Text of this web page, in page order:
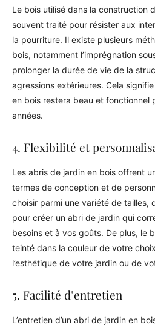
Le bois utilisé dans la construction
souvent traité pour résister aux
la pourriture. Il existe plusieurs
bois, notamment l’imprégnation
prolonger la durée de vie de la
agressions extérieures. Cela
en bois restera beau et fonctionnel
années.
4. Flexibilité et
Les abris de jardin en bois offrent
termes de conception et de
choisir parmi une variété de tailles,
pour créer un abri de jardin qui
besoins et à vos goûts. De plus, le
teinté dans la couleur de votre
l’esthétique de votre jardin ou de
5. Facilité d’entretien
L’entretien d’un abri de jardin en